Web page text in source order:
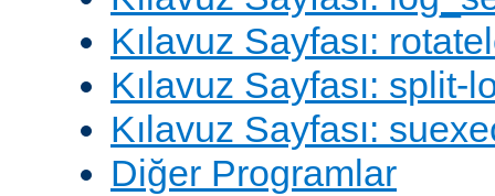
Kılavuz Sayfası:
Kılavuz Sayfası: split-
Kılavuz Sayfası:
Diğer Programlar